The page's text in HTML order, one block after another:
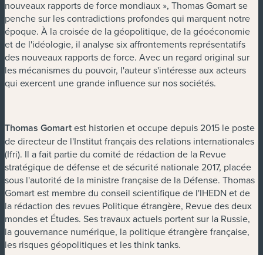
nouveaux rapports de force mondiaux », Thomas Gomart se
penche sur les contradictions profondes qui marquent notre
époque. À la croisée de la géopolitique, de la géoéconomie
et de l'idéologie, il analyse six affrontements représentatifs
des nouveaux rapports de force. Avec un regard original sur
les mécanismes du pouvoir, l'auteur s'intéresse aux acteurs
qui exercent une grande influence sur nos sociétés.
Thomas Gomartest historien et occupe depuis 2015 le poste
de directeur de l'Institut français des relations internationales
(Ifri). Il a fait partie du comité de rédaction de la Revue
stratégique de défense et de sécurité nationale 2017, placée
sous l'autorité de la ministre française de la Défense. Thomas
Gomart est membre du conseil scientifique de l'IHEDN et de
la rédaction des revues Politique étrangère, Revue des deux
mondes et Études. Ses travaux actuels portent sur la Russie,
la gouvernance numérique, la politique étrangère française,
les risques géopolitiques et les think tanks.